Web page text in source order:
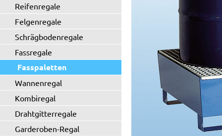
Reifenregale
Felgenregale
Schrägbodenregale
Fassregale
Fasspaletten
Wannenregal
Kombiregal
Drahtgitterregale
Garderoben-Regal